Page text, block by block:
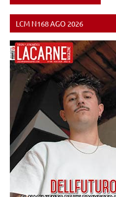
LCM N168 AGO 2026